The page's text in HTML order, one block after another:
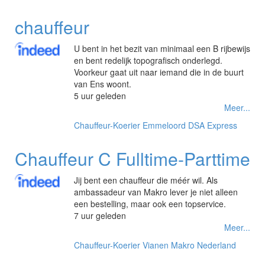
chauffeur
U bent in het bezit van minimaal een B rijbewijs
en bent redelijk topografisch onderlegd.
Voorkeur gaat uit naar iemand die in de buurt
van Ens woont.
5 uur geleden
Meer...
Chauffeur-Koerier Emmeloord DSA Express
Chauffeur C Fulltime-Parttime
Jij bent een chauffeur die méér wil. Als
ambassadeur van Makro lever je niet alleen
een bestelling, maar ook een topservice.
7 uur geleden
Meer...
Chauffeur-Koerier Vianen Makro Nederland